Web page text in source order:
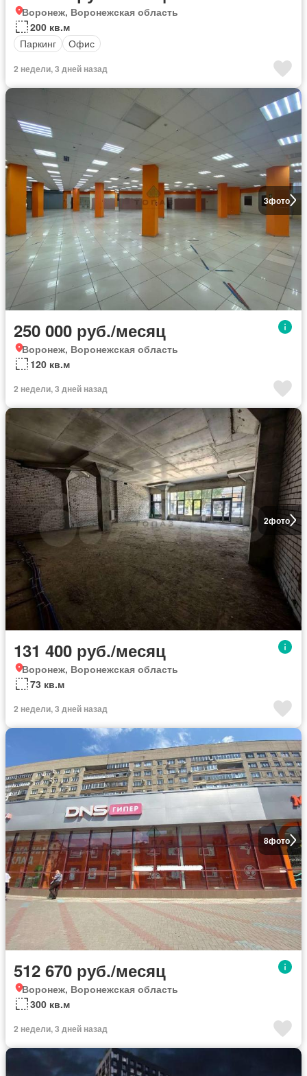
Воронеж, Воронежская область
200 кв.м
Паркинг
Офис
2 недели, 3 дней назад
3фото
250 000 руб./месяц
Воронеж, Воронежская область
120 кв.м
2 недели, 3 дней назад
2фото
131 400 руб./месяц
Воронеж, Воронежская область
73 кв.м
2 недели, 3 дней назад
8фото
512 670 руб./месяц
Воронеж, Воронежская область
300 кв.м
2 недели, 3 дней назад